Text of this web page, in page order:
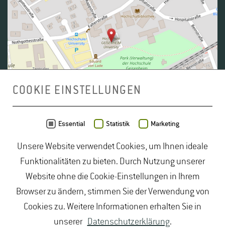
OpenStreetMap - Veröffentlicht unterODbL
duales Studium Gartenbau| Gartenbau Studium|
Lebensmittelrecht Studium|Lebensmittelsicherheit
Studium| Naturschutz Studium|Oenologie
Studium| Studiengang Logistik|Studiengänge
Lebensmittel |Studiengänge Natur| Studiengänge
COOKIE EINSTELLUNGEN
Essential Statistik Marketing
Unsere Website verwendet Cookies, um Ihnen ideale
Funktionalitäten zu bieten. Durch Nutzung unserer
Website ohne die Cookie-Einstellungen in Ihrem
Browser zu ändern, stimmen Sie der Verwendung von
Cookies zu. Weitere Informationen erhalten Sie in
unserer Datenschutzerklärung.